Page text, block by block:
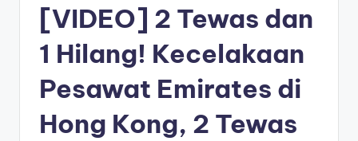
[VIDEO] 2 Tewas dan
1 Hilang! Kecelakaan
Pesawat Emirates di
Hong Kong, 2 Tewas